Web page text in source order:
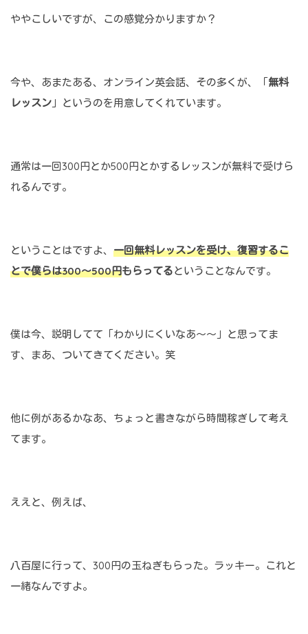
ややこしいですが、この感覚分かりますか？
今や、あまたある、オンライン英会話、その多くが、「無料
レッスン 」というのを用意してくれています。
通常は一回300円とか500円とかするレッスンが無料で受けら
れるんです。
ということはですよ、 一回無料レッスンを受け、復習するこ
とで僕らは300～500円もらってるということなんです。
僕は今、説明してて「わかりにくいなあ～～」と思ってま
す、まあ、ついてきてください。笑
他に例があるかなあ、ちょっと書きながら時間稼ぎして考え
てます。
ええと、例えば、
八百屋に行って、300円の玉ねぎもらった。ラッキー。これと
一緒なんですよ。